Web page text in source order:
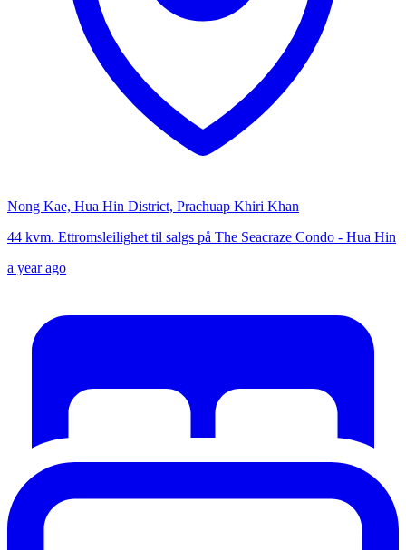
Nong Kae, Hua Hin District, Prachuap Khiri Khan
44 kvm. Ettromsleilighet til salgs på The Seacraze Condo - Hua Hin
a year ago